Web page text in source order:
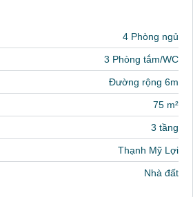
4 Phòng ngủ
3 Phòng tắm/WC
Đường rộng 6m
75 m²
3 tầng
Thạnh Mỹ Lợi
Nhà đất